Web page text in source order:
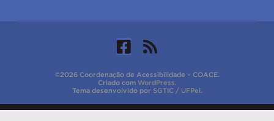
©2026 Coordenação de Acessibilidade – COACE.
Criado com WordPress.
Tema desenvolvido por SGTIC / UFPel.